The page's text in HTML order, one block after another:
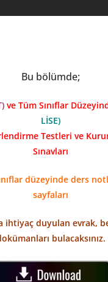
Bu bölümde;
ve Tüm Sınıflar
LİSE)
Testleri ve
Sınavları
düzeyinde ders
sayfaları
ihtiyaç duyulan evrak,
bulacaksınız.